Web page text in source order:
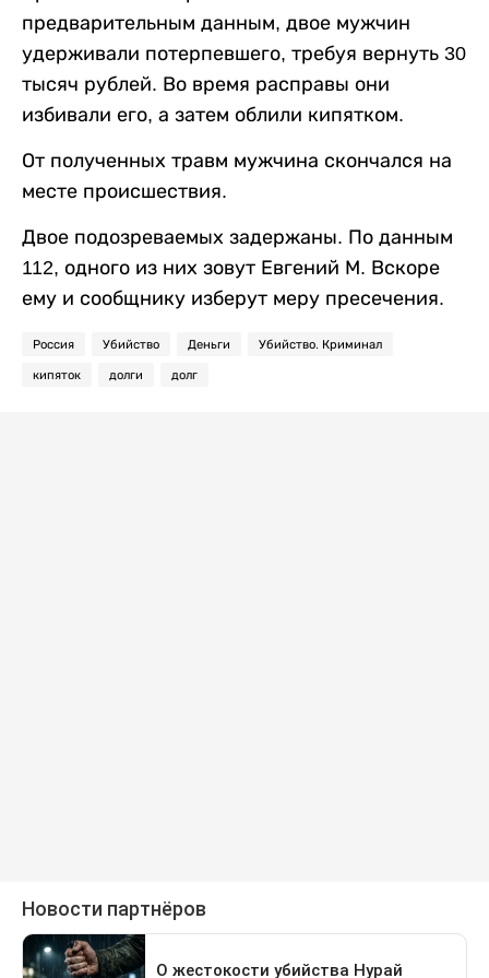
предварительным данным, двое мужчин
удерживали потерпевшего, требуя вернуть 30
тысяч рублей. Во время расправы они
избивали его, а затем облили кипятком.
От полученных травм мужчина скончался на
месте происшествия.
Двое подозреваемых задержаны. По данным
112, одного из них зовут Евгений М. Вскоре
ему и сообщнику изберут меру пресечения.
Россия Убийство Деньги Убийство. Криминал
кипяток долги долг